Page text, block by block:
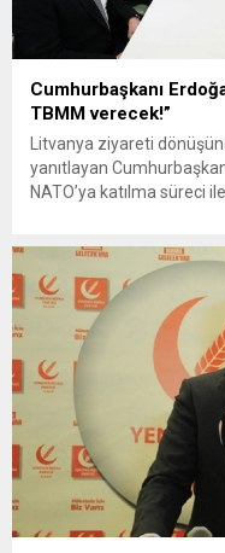
Cumhurbaşkanı
TBMM verecek!”
Litvanya ziyareti
yanıtlayan
NATO’ya katılma süreci
Recep Tayyip Erdoğan,
gazetecilerin sorularını
bulundu.